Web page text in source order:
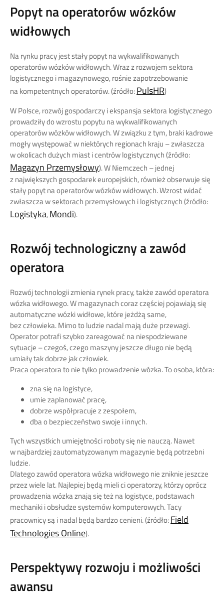
Popyt na operatorów wózków
widłowych
Na rynku pracy jest stały popyt na wykwalifikowanych
operatorów wózków widłowych. Wraz z rozwojem sektora
logistycznego i magazynowego, rośnie zapotrzebowanie
na kompetentnych operatorów. (źródło:PulsHR)
W Polsce, rozwój gospodarczy i ekspansja sektora logistycznego
prowadziły do wzrostu popytu na wykwalifikowanych
operatorów wózków widłowych. W związku z tym, braki kadrowe
mogły występować w niektórych regionach kraju – zwłaszcza
w okolicach dużych miast i centrów logistycznych (źródło:
Magazyn Przemysłowy). W Niemczech – jednej
z największych gospodarek europejskich, również obserwuje się
stały popyt na operatorów wózków widłowych. Wzrost widać
zwłaszcza w sektorach przemysłowych i logistycznych (źródło:
Logistyka,Mondi).
Rozwój technologiczny a zawód
operatora
Rozwój technologii zmienia rynek pracy, także zawód operatora
wózka widłowego. W magazynach coraz częściej pojawiają się
automatyczne wózki widłowe, które jeżdżą same,
bez człowieka. Mimo to ludzie nadal mają duże przewagi.
Operator potrafi szybko zareagować na niespodziewane
sytuacje – czegoś, czego maszyny jeszcze długo nie będą
umiały tak dobrze jak człowiek.
Praca operatora to nie tylko prowadzenie wózka. To osoba, która:
zna się na logistyce,
umie zaplanować pracę,
dobrze współpracuje z zespołem,
dba o bezpieczeństwo swoje i innych.
Tych wszystkich umiejętności roboty się nie nauczą. Nawet
w najbardziej zautomatyzowanym magazynie będą potrzebni
ludzie.
Dlatego zawód operatora wózka widłowego nie zniknie jeszcze
przez wiele lat. Najlepiej będą mieli ci operatorzy, którzy oprócz
prowadzenia wózka znają się też na logistyce, podstawach
mechaniki i obsłudze systemów komputerowych. Tacy
pracownicy są i nadal będą bardzo cenieni. (źródło:Field
Technologies Online).
Perspektywy rozwoju i możliwości
awansu